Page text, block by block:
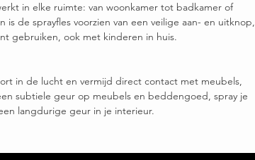
in elke ruimte: van woonkamer tot badkamer of
is de sprayfles voorzien van een veilige aan- en uitknop,
gebruiken, ook met kinderen in huis.
in de lucht en vermijd direct contact met meubels,
subtiele geur op meubels en beddengoed, spray je
langdurige geur in je interieur.